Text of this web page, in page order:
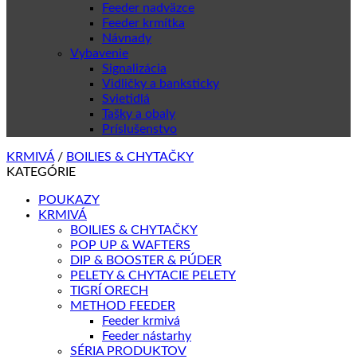
Feeder nadväzce
Feeder krmítka
Návnady
Vybavenie
Signalizácia
Vidličky a banksticky
Svietidlá
Tašky a obaly
Príslušenstvo
KRMIVÁ / BOILIES & CHYTAČKY
KATEGÓRIE
POUKAZY
KRMIVÁ
BOILIES & CHYTAČKY
POP UP & WAFTERS
DIP & BOOSTER & PÚDER
PELETY & CHYTACIE PELETY
TIGRÍ ORECH
METHOD FEEDER
Feeder krmivá
Feeder nástarhy
SÉRIA PRODUKTOV